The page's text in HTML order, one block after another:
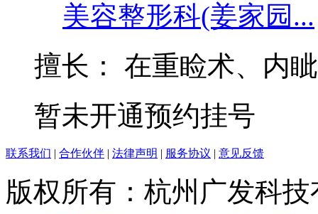
美容整形科(姜家园...
擅长：
在重睑术、内
暂未开通预约挂号
联系我们 | 合作伙伴 | 法律声明 | 服务协议 | 意见反馈
版权所有：杭州广发科